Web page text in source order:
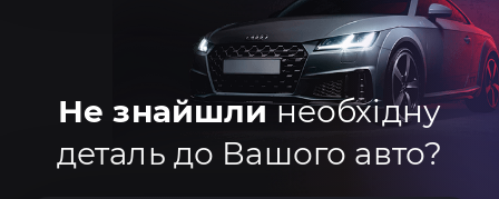
Не знайшлинеобхідну
деталь до Вашого авто?